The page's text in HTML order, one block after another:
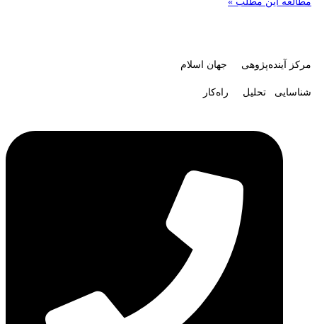
مرکز آینده‌پژوهی جهان اسلام
شناسایی تحلیل راه‌کار